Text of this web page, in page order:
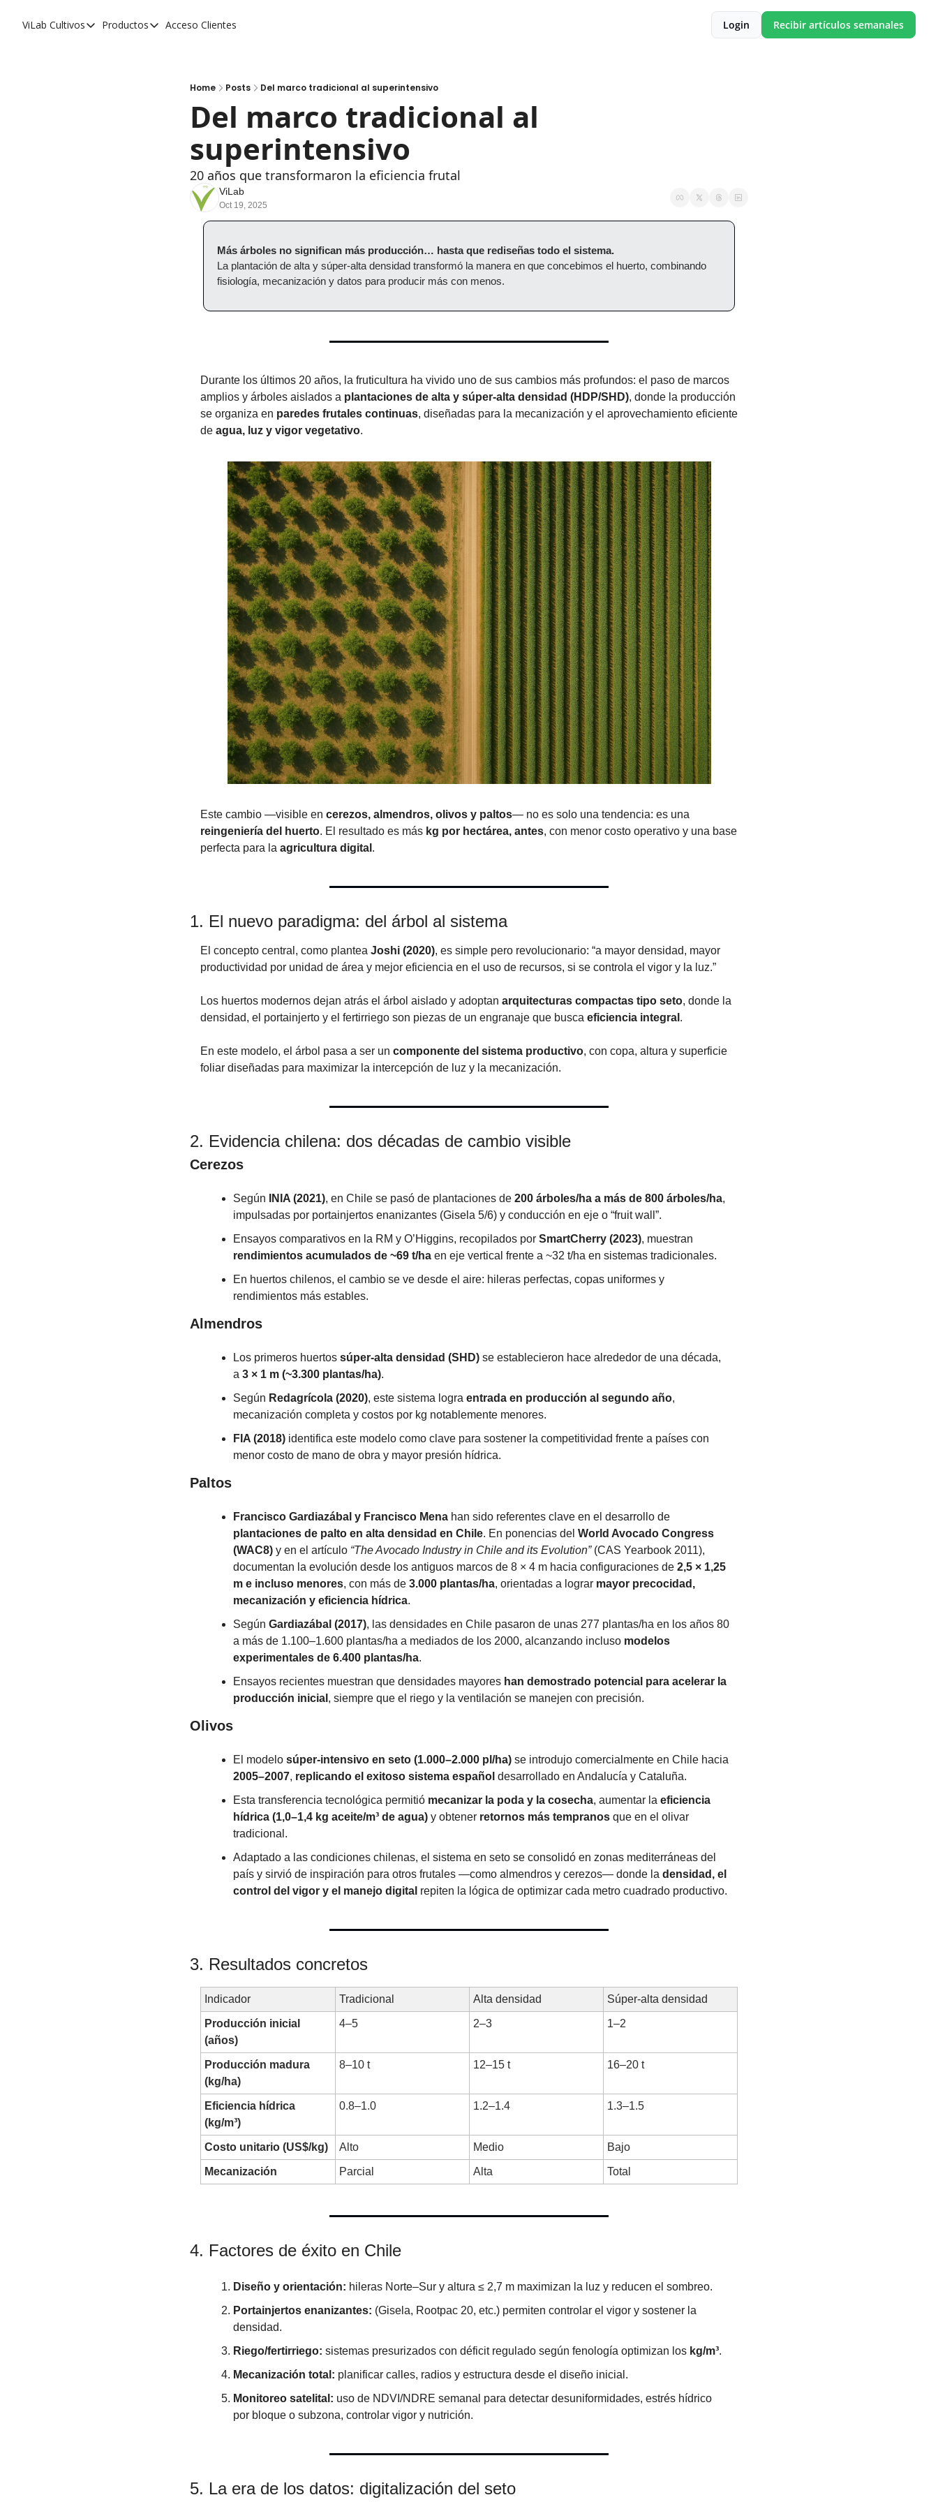
ViLab Cultivos
Cultivos
Productos
Productos
Estudio de Zonificación
Monitoreo Satelital de Cultivos
Acceso Clientes Login Recibir artículos semanales
Home Posts Del marco tradicional al superintensivo
Del marco tradicional al
superintensivo
20 años que transformaron la eficiencia frutal
ViLab
Oct 19, 2025
Más árboles no significan más producción… hasta que rediseñas todo el sistema.
La plantación de alta y súper-alta densidad transformó la manera en que concebimos el huerto, combinando
fisiología, mecanización y datos para producir más con menos.
Durante los últimos 20 años, la fruticultura ha vivido uno de sus cambios más profundos: el paso de marcos
amplios y árboles aislados a plantaciones de alta y súper-alta densidad (HDP/SHD), donde la producción
se organiza en paredes frutales continuas, diseñadas para la mecanización y el aprovechamiento eficiente
de agua, luz y vigor vegetativo.
Este cambio —visible en cerezos, almendros, olivos y paltos
reingeniería del huerto. El resultado es más kg por hectárea, antes, con menor costo operativo y una base
perfecta para la agricultura digital .
1. El nuevo paradigma: del árbol al sistema
El concepto central, como plantea Joshi (2020), es simple pero revolucionario: “a mayor densidad, mayor
productividad por unidad de área y mejor eficiencia en el uso de recursos, si se controla el vigor y la luz.”
Los huertos modernos dejan atrás el árbol aislado y adoptan arquitecturas compactas tipo seto, donde la
densidad, el portainjerto y el fertirriego son piezas de un engranaje que busca eficiencia integral .
En este modelo, el árbol pasa a ser un componente del sistema productivo, con copa, altura y superficie
foliar diseñadas para maximizar la intercepción de luz y la mecanización.
2. Evidencia chilena: dos décadas de cambio visible
Cerezos
Según INIA (2021), en Chile se pasó de plantaciones de 200 árboles/ha a más de 800 árboles/ha,
impulsadas por portainjertos enanizantes (Gisela 5/6) y conducción en eje o “fruit wall”.
Ensayos comparativos en la RM y O’Higgins, recopilados por SmartCherry (2023)
rendimientos acumulados de ~69 t/ha en eje vertical frente a ~32 t/ha en sistemas tradicionales.
En huertos chilenos, el cambio se ve desde el aire: hileras perfectas, copas uniformes y
rendimientos más estables.
Almendros
Los primeros huertos súper-alta densidad (SHD) se establecieron hace alrededor de una década,
a 3 × 1 m (~3.300 plantas/ha).
Según Redagrícola (2020), este sistema logra entrada en producción al segundo año,
mecanización completa y costos por kg notablemente menores.
FIA (2018) identifica este modelo como clave para sostener la competitividad frente a países con
menor costo de mano de obra y mayor presión hídrica.
Paltos
Francisco Gardiazábal y Francisco Mena
plantaciones de palto en alta densidad en Chile. En ponencias del World Avocado Congress
(WAC8) y en el artículo “The Avocado Industry in Chile and its Evolution” (CAS Yearbook 2011),
documentan la evolución desde los antiguos marcos de 8 × 4 m hacia configuraciones de 2,5 × 1,25
m e incluso menores, con más de 3.000 plantas/ha, orientadas a lograr mayor precocidad,
mecanización y eficiencia hídrica.
Según Gardiazábal (2017), las densidades en Chile pasaron de unas 277 plantas/ha en los años 80
a más de 1.100–1.600 plantas/ha a mediados de los 2000, alcanzando incluso modelos
experimentales de 6.400 plantas/ha.
Ensayos recientes muestran que densidades mayores han demostrado potencial para acelerar la
producción inicial , siempre que el riego y la ventilación se manejen con precisión.
Olivos
El modelo súper-intensivo en seto (1.000–2.000 pl/ha)
2005–2007, replicando el exitoso sistema español desarrollado en Andalucía y Cataluña.
Esta transferencia tecnológica permitió mecanizar la poda y la cosecha, aumentar la eficiencia
hídrica (1,0–1,4 kg aceite/m³ de agua) y obtener retornos más tempranos que en el olivar
tradicional.
Adaptado a las condiciones chilenas, el sistema en seto se consolidó en zonas mediterráneas del
país y sirvió de inspiración para otros frutales —como almendros y cerezos— donde la densidad, el
control del vigor y el manejo digital repiten la lógica de optimizar cada metro cuadrado productivo.
3. Resultados concretos
Indicador Tradicional Alta densidad Súper-alta densidad
Producción inicial
(años)
4–5 2–3 1–2
Producción madura
(kg/ha)
8–10 t 12–15 t 16–20 t
Eficiencia hídrica
(kg/m³)
0.8–1.0 1.2–1.4 1.3–1.5
Costo unitario (US$/kg) Alto Medio Bajo
Mecanización Parcial Alta Total
4. Factores de éxito en Chile
Diseño y orientación: hileras Norte–Sur y altura ≤ 2,7 m maximizan la luz y reducen el sombreo.
Portainjertos enanizantes: (Gisela, Rootpac 20, etc.) permiten controlar el vigor y sostener la
densidad.
Riego/fertirriego: sistemas presurizados con déficit regulado según fenología optimizan los kg/m³.
Mecanización total: planificar calles, radios y estructura desde el diseño inicial.
Monitoreo satelital: uso de NDVI/NDRE semanal para detectar desuniformidades, estrés hídrico
por bloque o subzona, controlar vigor y nutrición.
5. La era de los datos: digitalización del seto